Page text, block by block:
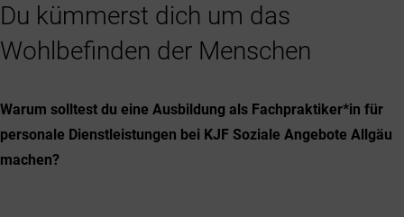
Du kümmerst dich um das
Wohlbefinden der Menschen
Warum solltest du eine Ausbildung als Fachpraktiker*in für
personale Dienstleistungen bei KJF Soziale Angebote Allgäu
machen?